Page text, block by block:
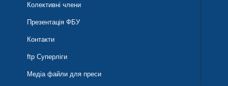
Колективні члени
Презентація ФБУ
Контакти
ftp Суперліги
Медіа файли для преси